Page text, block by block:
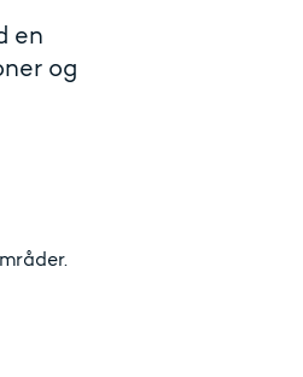
en
og